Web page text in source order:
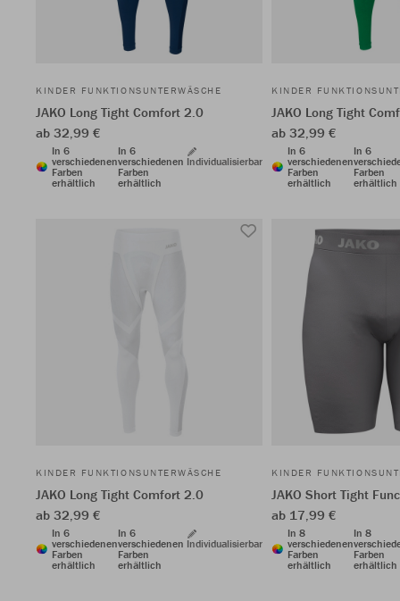
KINDER FUNKTIONSUNTERWÄSCHE
JAKO Long Tight Comfort 2.0
ab 32,99 €
In 6
verschiedenen
Farben
erhältlich
In 6
verschiedenen
Farben
erhältlich
Individualisierbar
KINDER
JAKO Long Tight
ab 32,99 €
In 6
verschiedenen
Farben
erhältlich
In 6
Farben
erhältlich
KINDER FUNKTIONSUNTERWÄSCHE
JAKO Long Tight Comfort 2.0
ab 32,99 €
In 6
verschiedenen
Farben
erhältlich
In 6
verschiedenen
Farben
erhältlich
Individualisierbar
KINDER
JAKO Short Tight
ab 17,99 €
In 8
verschiedenen
Farben
erhältlich
In 8
Farben
erhältlich